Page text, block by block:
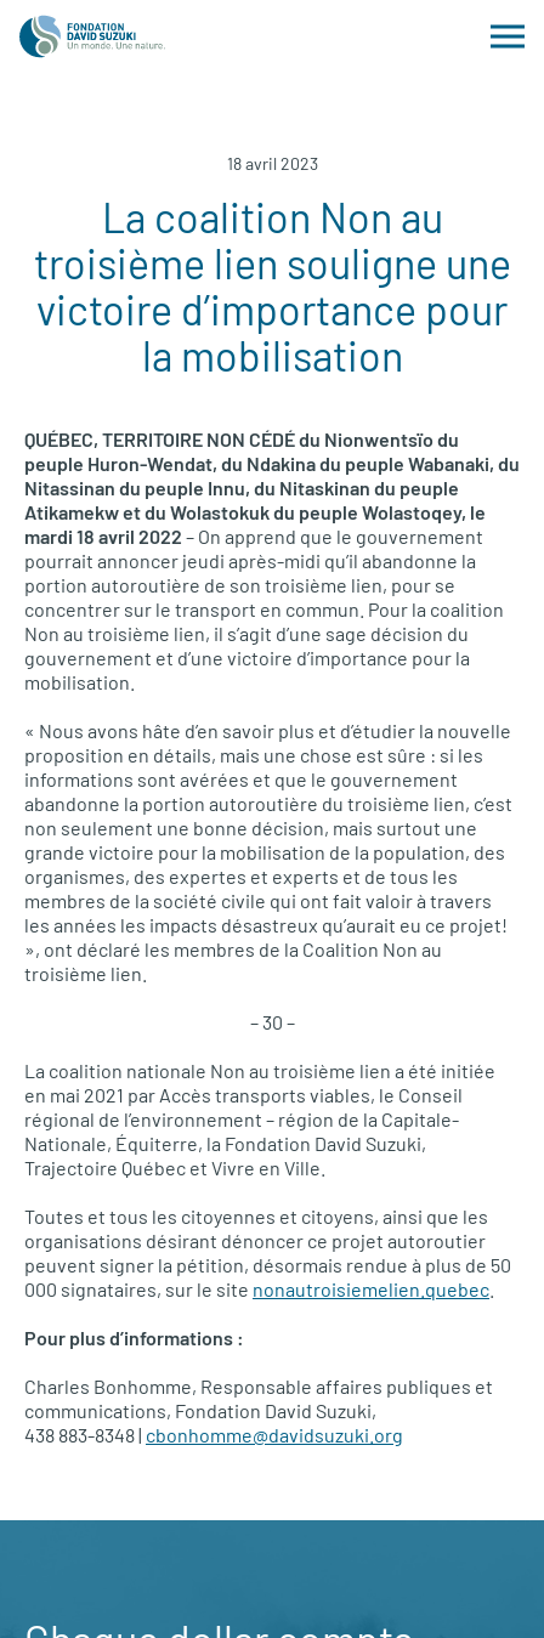
18 avril 2023
La coalition Non au
troisième lien souligne une
victoire d’importance pour
la mobilisation
QUÉBEC, TERRITOIRE NON CÉDÉ du Nionwentsïo du
peuple Huron-Wendat, du Ndakina du peuple Wabanaki, du
Nitassinan du peuple Innu, du Nitaskinan du peuple
Atikamekw et du Wolastokuk du peuple Wolastoqey, le
mardi 18 avril 2022 – On apprend que le gouvernement
pourrait annoncer jeudi après-midi qu’il abandonne la
portion autoroutière de son troisième lien, pour se
concentrer sur le transport en commun. Pour la coalition
Non au troisième lien, il s’agit d’une sage décision du
gouvernement et d’une victoire d’importance pour la
mobilisation.
« Nous avons hâte d’en savoir plus et d’étudier la nouvelle
proposition en détails, mais une chose est sûre : si les
informations sont avérées et que le gouvernement
abandonne la portion autoroutière du troisième lien, c’est
non seulement une bonne décision, mais surtout une
grande victoire pour la mobilisation de la population, des
organismes, des expertes et experts et de tous les
membres de la société civile qui ont fait valoir à travers
les années les impacts désastreux qu’aurait eu ce projet!
», ont déclaré les membres de la Coalition Non au
troisième lien.
– 30 –
La coalition nationale Non au troisième lien a été initiée
en mai 2021 par Accès transports viables, le Conseil
régional de l’environnement – région de la Capitale-
Nationale, Équiterre, la Fondation David Suzuki,
Trajectoire Québec et Vivre en Ville.
Toutes et tous les citoyennes et citoyens, ainsi que les
organisations désirant dénoncer ce projet autoroutier
peuvent signer la pétition, désormais rendue à plus de 50
000 signataires, sur le site nonautroisiemelien.quebec
Pour plus d’informations :
Charles Bonhomme, Responsable affaires publiques et
communications, Fondation David Suzuki,
438 883-8348 | cbonhomme@davidsuzuki.org